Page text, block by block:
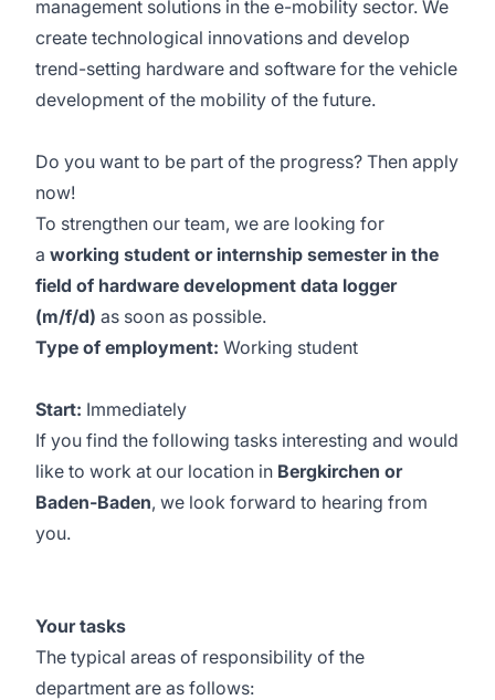
management solutions in the e-mobility sector. We
create technological innovations and develop
trend-setting hardware and software for the vehicle
development of the mobility of the future.
Do you want to be part of the progress? Then apply
now!
To strengthen our team, we are looking for
a working student or internship semester in the
field of hardware development data logger
(m/f/d) as soon as possible.
Type of employment: Working student
Start: Immediately
If you find the following tasks interesting and would
like to work at our location in Bergkirchen or
Baden-Baden, we look forward to hearing from
you.
Your tasks
The typical areas of responsibility of the
department are as follows: